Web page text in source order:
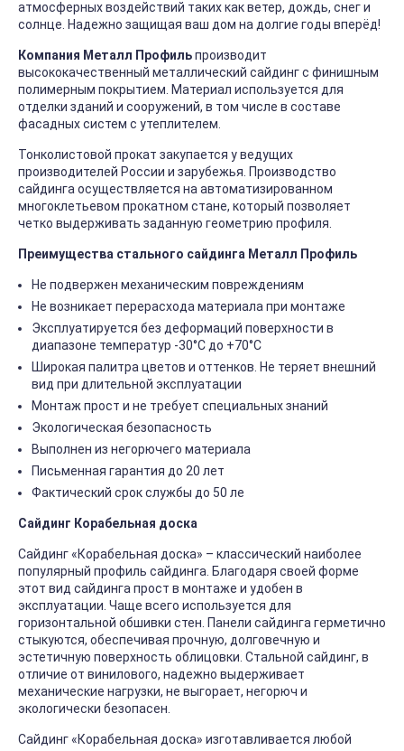
атмосферных воздействий таких как ветер, дождь, снег и
солнце. Надежно защищая ваш дом на долгие годы вперёд!
Компания Металл Профильпроизводит
высококачественный металлический сайдинг с финишным
полимерным покрытием. Материал используется для
отделки зданий и сооружений, в том числе в составе
фасадных систем с утеплителем.
Тонколистовой прокат закупается у ведущих
производителей России и зарубежья. Производство
сайдинга осуществляется на автоматизированном
многоклетьевом прокатном стане, который позволяет
четко выдерживать заданную геометрию профиля.
Преимущества стального сайдинга Металл Профиль
Не подвержен механическим повреждениям
Не возникает перерасхода материала при монтаже
Эксплуатируется без деформаций поверхности в
диапазоне температур -30°C до +70°C
Широкая палитра цветов и оттенков. Не теряет внешний
вид при длительной эксплуатации
Монтаж прост и не требует специальных знаний
Экологическая безопасность
Выполнен из негорючего материала
Письменная гарантия до 20 лет
Фактический срок службы до 50 ле
Сайдинг Корабельная доска
Сайдинг «Корабельная доска» – классический наиболее
популярный профиль сайдинга. Благодаря своей форме
этот вид сайдинга прост в монтаже и удобен в
эксплуатации. Чаще всего используется для
горизонтальной обшивки стен. Панели сайдинга герметично
стыкуются, обеспечивая прочную, долговечную и
эстетичную поверхность облицовки. Стальной сайдинг, в
отличие от винилового, надежно выдерживает
механические нагрузки, не выгорает, негорюч и
экологически безопасен.
Сайдинг «Корабельная доска» изготавливается любой